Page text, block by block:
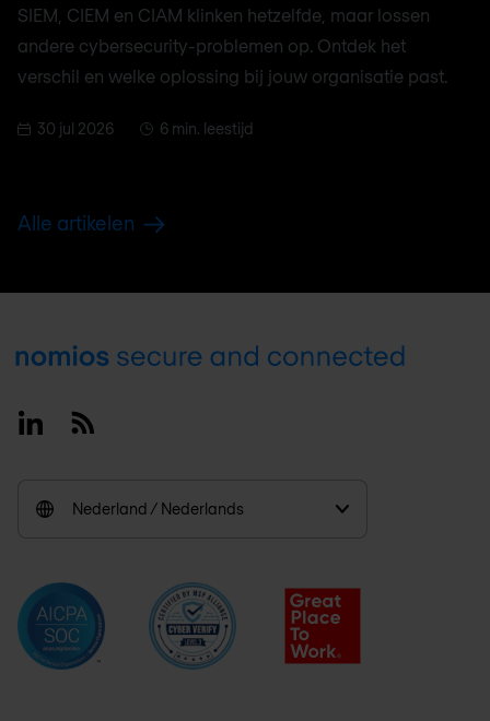
SIEM, CIEM en CIAM klinken hetzelfde, maar lossen
andere cybersecurity-problemen op. Ontdek het
verschil en welke oplossing bij jouw organisatie past.
30 jul 2026 6 min. leestijd
Alle artikelen
Footer
LinkedinRSS
Nederland / Nederlands